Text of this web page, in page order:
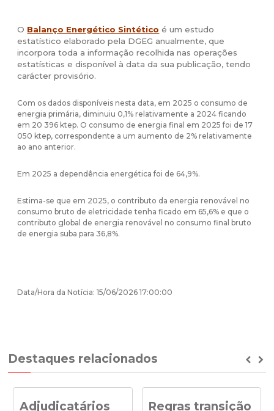
O Balanço Energético Sintético é um estudo
estatístico elaborado pela DGEG anualmente, que
incorpora toda a informação recolhida nas operações
estatísticas e disponível à data da sua publicação, tendo
carácter provisório.
Com os dados disponíveis nesta data, em 2025 o consumo de
energia primária, diminuiu 0,1% relativamente a 2024 ficando
em 20 396 ktep. O consumo de energia final em 2025 foi de 17
050 ktep, correspondente a um aumento de 2% relativamente
ao ano anterior.
Em 2025 a dependência energética foi de 64,9%.
Estima-se que em 2025, o contributo da energia renovável no
consumo bruto de eletricidade tenha ficado em 65,6% e que o
contributo global de energia renovável no consumo final bruto
de energia suba para 36,8%.
Data/Hora da Notícia: 15/06/2026 17:00:00
Destaques relacionados
Adjudicatários
Regras transição